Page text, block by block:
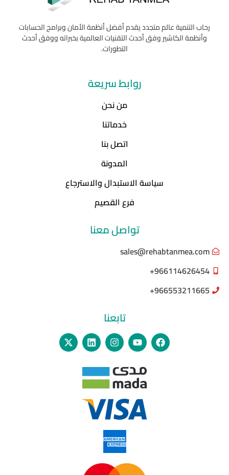
رحاب التنمية عالم متجدد يقدم أفضل أنظمة الأمان وبرامج الحسابات
وأنظمة الكاشير وفق أحدث التقنيات العالمية بخبراته ووفق أحدث
التطورات.
روابط سريعة
من نحن
خدماتنا
اتصل بنا
المدونة
سياسة الاستبدال والاسترجاع
فرع القصيم
تواصل معنا
sales@rehabtanmea.com
966114626454+
966553211665+
تابعنا